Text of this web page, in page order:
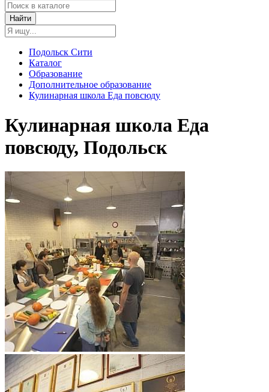
Найти
Подольск Сити
Каталог
Образование
Дополнительное образование
Кулинарная школа Еда повсюду
Кулинарная школа Еда
повсюду, Подольск